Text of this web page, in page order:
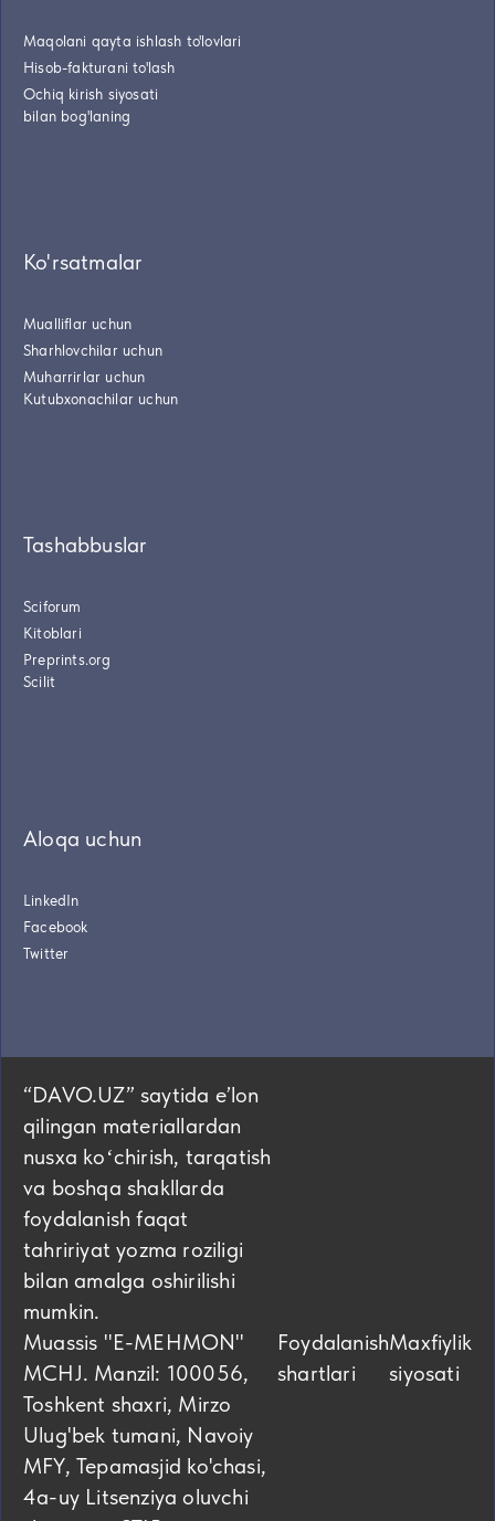
Maqolani qayta ishlash to'lovlari
Hisob-fakturani to'lash
Ochiq kirish siyosati
bilan bog'laning
Ko'rsatmalar
Mualliflar uchun
Sharhlovchilar uchun
Muharrirlar uchun
Kutubxonachilar uchun
Tashabbuslar
Sciforum
Kitoblari
Preprints.org
Scilit
Aloqa uchun
LinkedIn
Facebook
Twitter
“DAVO.UZ” saytida eʼlon
qilingan materiallardan
nusxa koʻchirish, tarqatish
va boshqa shakllarda
foydalanish faqat
tahririyat yozma roziligi
bilan amalga oshirilishi
mumkin.
Muassis "E-MEHMON"
MCHJ. Manzil: 100056,
Toshkent shaxri, Mirzo
Ulug'bek tumani, Navoiy
MFY, Tepamasjid ko'chasi,
4а-uy Litsenziya oluvchi
Foydalanish
shartlari
Maxfiylik
siyosati